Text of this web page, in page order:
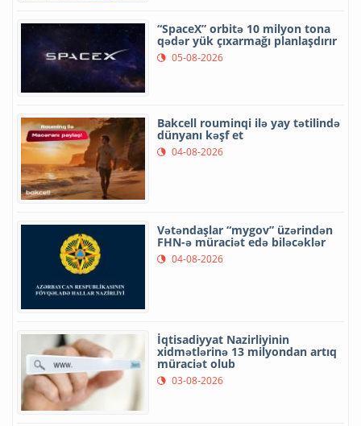
“SpaceX” orbitə 10 milyon tona
qədər yük çıxarmağı planlaşdırır
05-08-2026
Bakcell rouminqi ilə yay tətilində
dünyanı kəşf et
04-08-2026
Vətəndaşlar “mygov” üzərindən
FHN-ə müraciət edə biləcəklər
04-08-2026
İqtisadiyyat Nazirliyinin
xidmətlərinə 13 milyondan artıq
müraciət olub
03-08-2026